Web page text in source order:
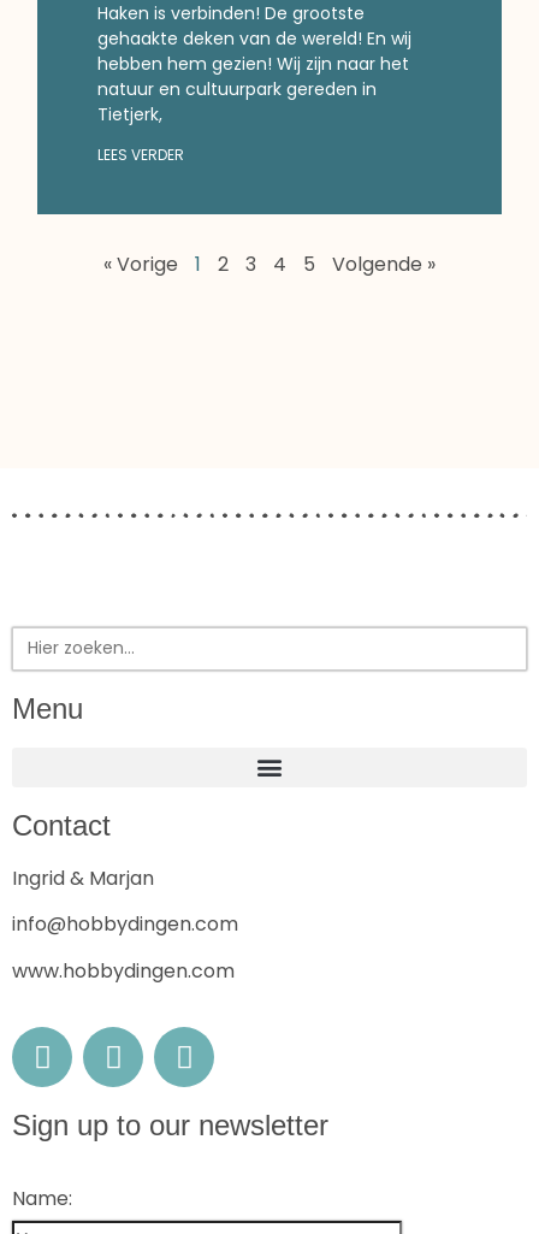
Haken is verbinden! De grootste
gehaakte deken van de wereld! En wij
hebben hem gezien! Wij zijn naar het
natuur en cultuurpark gereden in
Tietjerk,
LEES VERDER
« Vorige 1 2 3 4 5 Volgende »
Zoek
naar:
Menu
Contact
Ingrid & Marjan
info@hobbydingen.com
www.hobbydingen.com
Sign up to our newsletter
Name: